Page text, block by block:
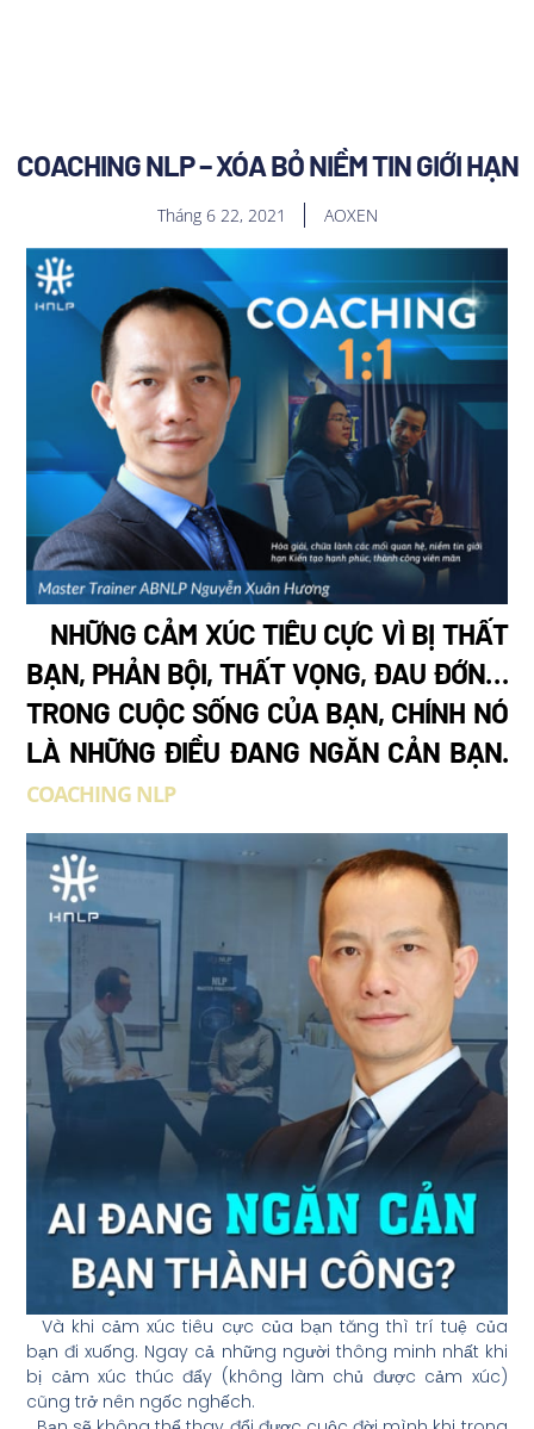
COACHING NLP – XÓA BỎ NIỀM TIN GIỚI HẠN
Tháng 6 22, 2021 AOXEN
NHỮNG CẢM XÚC TIÊU CỰC VÌ BỊ THẤT
BẠN, PHẢN BỘI, THẤT VỌNG, ĐAU ĐỚN…
TRONG CUỘC SỐNG CỦA BẠN, CHÍNH NÓ
LÀ NHỮNG ĐIỀU ĐANG NGĂN CẢN BẠN.
COACHING NLP
Và khi cảm xúc tiêu cực của bạn tăng thì trí tuệ của
bạn đi xuống. Ngay cả những người thông minh nhất khi
bị cảm xúc thúc đẩy (không làm chủ được cảm xúc)
cũng trở nên ngốc nghếch.